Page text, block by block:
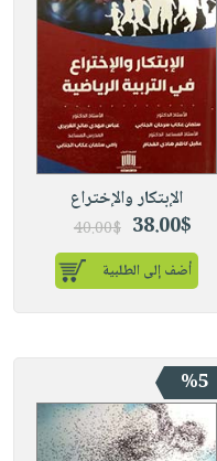
الإبتكار والإختراع
38.00$
40.00$
أضف إلى الطلبية
%5